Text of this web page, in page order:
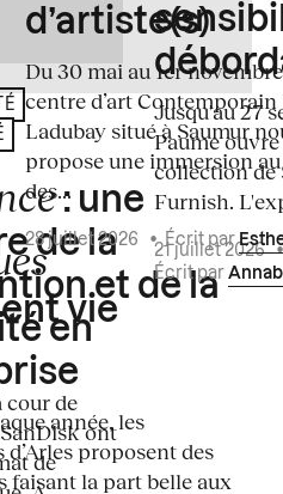
vie
cour de
ont
de
: une
de la
et de la
en
année, les
d’Arles proposent des
faisant la part belle aux
d’artiste(s)
Du 30 mai au 1er
centre d’art Contemporain
Ladubay situé à Saumur
propose une immersion
des...
28 juillet 2026 •Écrit par
Jusqu'au 27
Paume
collection de
Furnish.
21 juillet 2026
Écrit par